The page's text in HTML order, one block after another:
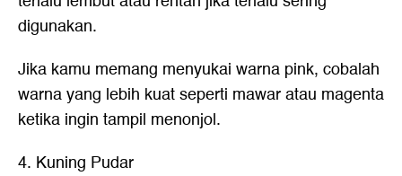
digunakan.
Jika kamu memang menyukai warna pink, cobalah
warna yang lebih kuat seperti mawar atau magenta
ketika ingin tampil menonjol.
4. Kuning Pudar